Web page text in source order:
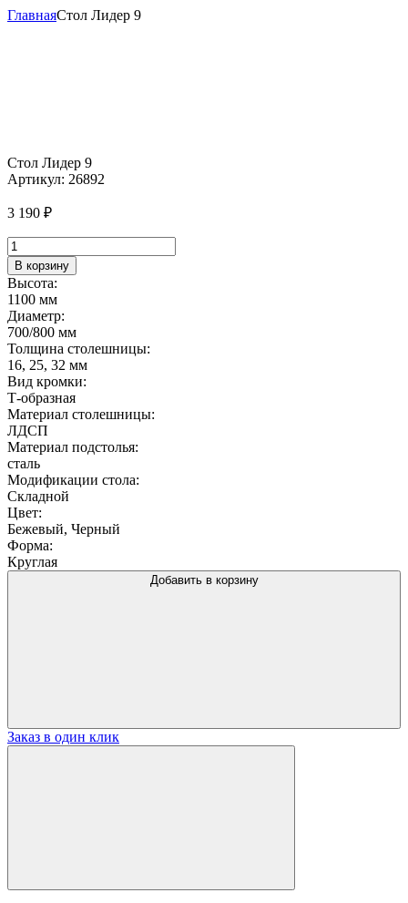
ГлавнаяСтол Лидер 9
Стол Лидер 9
Артикул: 26892
3 190 ₽
Количество
товара
Стол
Лидер
9
В корзину
Высота:
1100 мм
Диаметр:
700/800 мм
Толщина столешницы:
16, 25, 32 мм
Вид кромки:
Т-образная
Материал столешницы:
ЛДСП
Материал подстолья:
сталь
Модификации стола:
Складной
Цвет:
Бежевый, Черный
Форма:
Круглая
Добавить в корзину
Заказ в один клик